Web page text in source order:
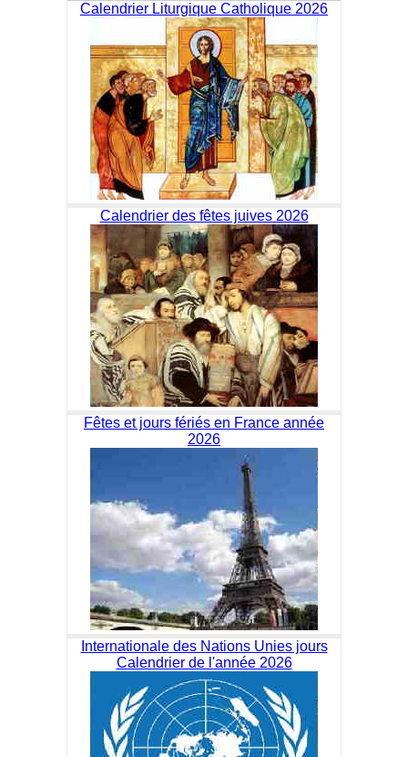
Calendrier Liturgique Catholique 2026
Calendrier des fêtes juives 2026
Fêtes et jours fériés en France année
2026
Internationale des Nations Unies jours
Calendrier de l'année 2026